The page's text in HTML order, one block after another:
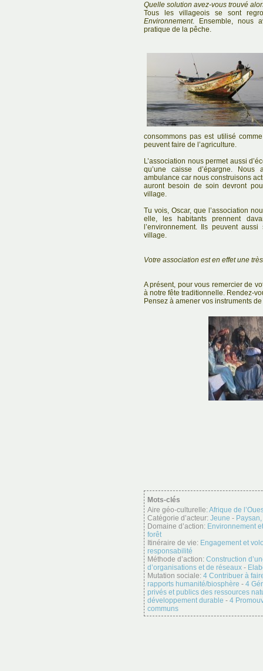
Quelle solution avez-vous trouvé
Tous les villageois se sont
Environnement. Ensemble, nous
pratique de la pêche.
consommons pas est utilisé
peuvent faire de l’agriculture.
L’association nous permet aussi
qu’une caisse d’épargne. Nous
ambulance car nous construisons
auront besoin de soin devront
village.
Tu vois, Oscar, que l’association
elle, les habitants prennent
l’environnement. Ils peuvent
village.
Votre association est en effet une
A présent, pour vous remercier de
à notre fête traditionnelle. Rendez-
Pensez à amener vos instruments
Mots-clés
Aire géo-culturelle:Afrique de
Catégorie d’acteur: Jeune -
Domaine d’action: Environnement
forêt
Itinéraire de vie: Engagement et
responsabilité
Méthode d’action: Construction
d’organisations et de réseaux -
Mutation sociale: 4 Contribuer à
rapports humanité/biosphère - 4
privés et publics des ressources
développement durable - 4
communs